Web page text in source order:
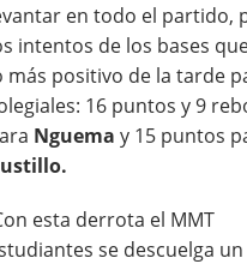
en todo el partido,
intentos de los bases
más positivo de la tarde
16 puntos y 9
Nguema y 15 puntos
esta derrota el MMT
se descuelga